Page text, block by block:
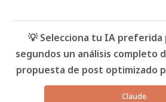
💡 Selecciona tu IA preferida
segundos un análisis completo
propuesta de post optimizado
Claude